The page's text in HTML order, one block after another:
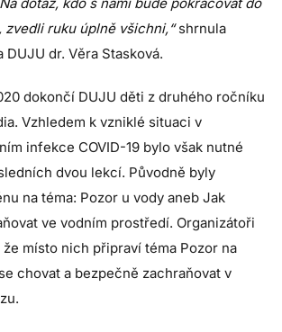
ruku úplně všichni,“shrnula
DUJU dr. Věra Stasková.
dokončí DUJU děti z druhého ročníku
Vzhledem k vzniklé situaci v
infekce COVID-19 bylo však nutné
dvou lekcí. Původně byly
na téma: Pozor u vody aneb Jak
ve vodním prostředí. Organizátoři
místo nich připraví téma Pozor na
chovat a bezpečně zachraňovat v